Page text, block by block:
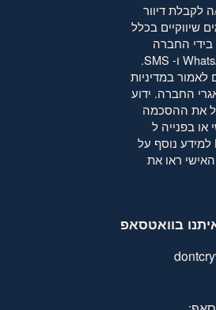
לקבלת דיוור
שיווקיים בכלל
החברה
ובכלל זה דוא"ל, WhatsApp ו- SMS.
לאמורבמדיניות
החברה. ידוע
את ההסכמה
או בפנייה ל
למידע נוסף על
ראו את
בוואטסאפ